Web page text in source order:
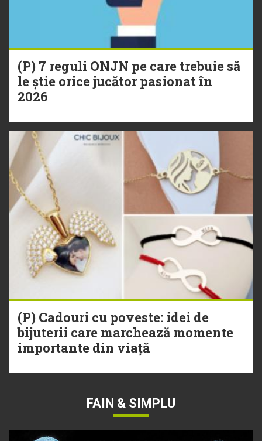
(P) 7 reguli ONJN pe care trebuie să
le știe orice jucător pasionat în
2026
(P) Cadouri cu poveste: idei de
bijuterii care marchează momente
importante din viață
FAIN & SIMPLU